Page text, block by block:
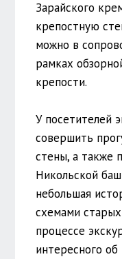
Зарайского
крепостную
можно в
рамках
крепости.
У посетителей
совершить
стены, а также
Никольской
небольшая
схемами
процессе
интересного